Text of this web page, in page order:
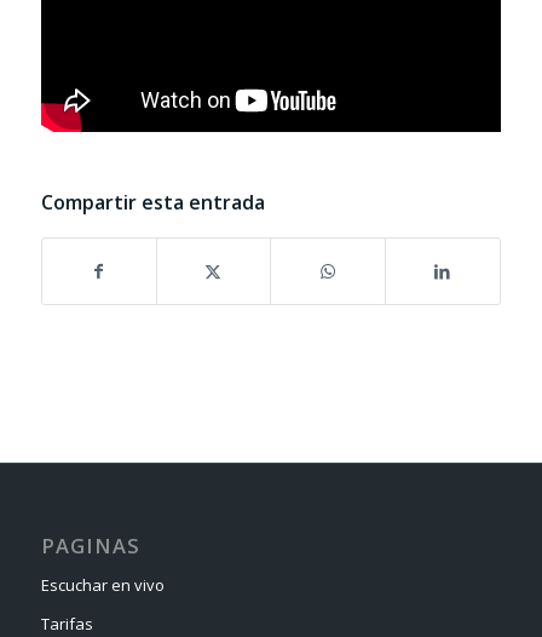
Compartir esta entrada
PAGINAS
Escuchar en vivo
Tarifas